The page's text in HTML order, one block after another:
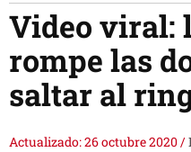
Video viral:
rompe las
saltar al
Actualizado: 26 octubre 2020/